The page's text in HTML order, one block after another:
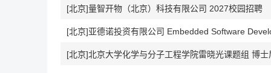
[北京]量智开物（北京）科技有限公司 2027校园招聘
[北京]亚德诺投资有限公司 Embedded Software
[北京]北京大学化学与分子工程学院雷晓光课题组 博